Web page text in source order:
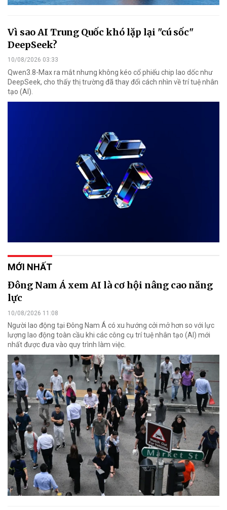
Vì sao AI Trung Quốc khó lặp lại "cú sốc"
DeepSeek?
10/08/2026 03:33
Qwen3.8-Max ra mắt nhưng không kéo cổ phiếu chip lao dốc như
DeepSeek, cho thấy thị trường đã thay đổi cách nhìn về trí tuệ nhân
tạo (AI).
MỚI NHẤT
Đông Nam Á xem AI là cơ hội nâng cao năng
lực
10/08/2026 11:08
Người lao động tại Đông Nam Á có xu hướng cởi mở hơn so với lực
lượng lao động toàn cầu khi các công cụ trí tuệ nhân tạo (AI) mới
nhất được đưa vào quy trình làm việc.